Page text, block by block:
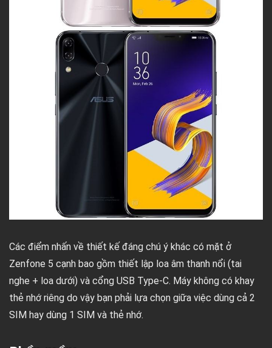
Các điểm nhấn về thiết kế đáng chú ý khác có mặt ở
Zenfone 5 cạnh bao gồm thiết lập loa âm thanh nổi (tai
nghe + loa dưới) và cổng USB Type-C. Máy không có khay
thẻ nhớ riêng do vậy bạn phải lựa chọn giữa việc dùng cả 2
SIM hay dùng 1 SIM và thẻ nhớ.